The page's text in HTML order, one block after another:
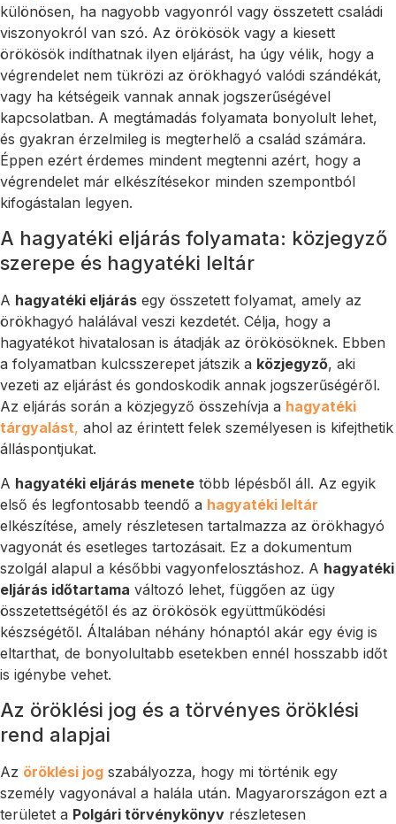
különösen, ha nagyobb vagyonról vagy összetett családi
viszonyokról van szó. Az örökösök vagy a kiesett
örökösök indíthatnak ilyen eljárást, ha úgy vélik, hogy a
végrendelet nem tükrözi az örökhagyó valódi szándékát,
vagy ha kétségeik vannak annak jogszerűségével
kapcsolatban. A megtámadás folyamata bonyolult lehet,
és gyakran érzelmileg is megterhelő a család számára.
Éppen ezért érdemes mindent megtenni azért, hogy a
végrendelet már elkészítésekor minden szempontból
kifogástalan legyen.
A hagyatéki eljárás folyamata: közjegyző
szerepe és hagyatéki leltár
A hagyatéki eljárás egy összetett folyamat, amely az
örökhagyó halálával veszi kezdetét. Célja, hogy a
hagyatékot hivatalosan is átadják az örökösöknek. Ebben
a folyamatban kulcsszerepet játszik a közjegyző, aki
vezeti az eljárást és gondoskodik annak jogszerűségéről.
Az eljárás során a közjegyző összehívja a hagyatéki
tárgyalást, ahol az érintett felek személyesen is kifejthetik
álláspontjukat.
A hagyatéki eljárás menete több lépésből áll. Az egyik
első és legfontosabb teendő a hagyatéki leltár
elkészítése, amely részletesen tartalmazza az örökhagyó
vagyonát és esetleges tartozásait. Ez a dokumentum
szolgál alapul a későbbi vagyonfelosztáshoz. A hagyatéki
eljárás időtartama változó lehet, függően az ügy
összetettségétől és az örökösök együttműködési
készségétől. Általában néhány hónaptól akár egy évig is
eltarthat, de bonyolultabb esetekben ennél hosszabb időt
is igénybe vehet.
Az öröklési jog és a törvényes öröklési
rend alapjai
Az öröklési jog szabályozza, hogy mi történik egy
személy vagyonával a halála után. Magyarországon ezt a
területet a Polgári törvénykönyv részletesen